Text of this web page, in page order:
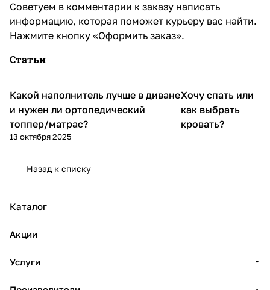
Советуем в комментарии к заказу написать
информацию, которая поможет курьеру вас найти.
Нажмите кнопку «Оформить заказ».
Статьи
Диваны и кресла
Какой наполнитель лучше в диване
и нужен ли ортопедический
топпер/матрас?
13 октября 2025
Кровати и
матрасы
Хочу спать или
как выбрать
кровать?
Назад к списку
Каталог
Акции
Услуги